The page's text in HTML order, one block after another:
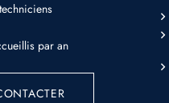
par an